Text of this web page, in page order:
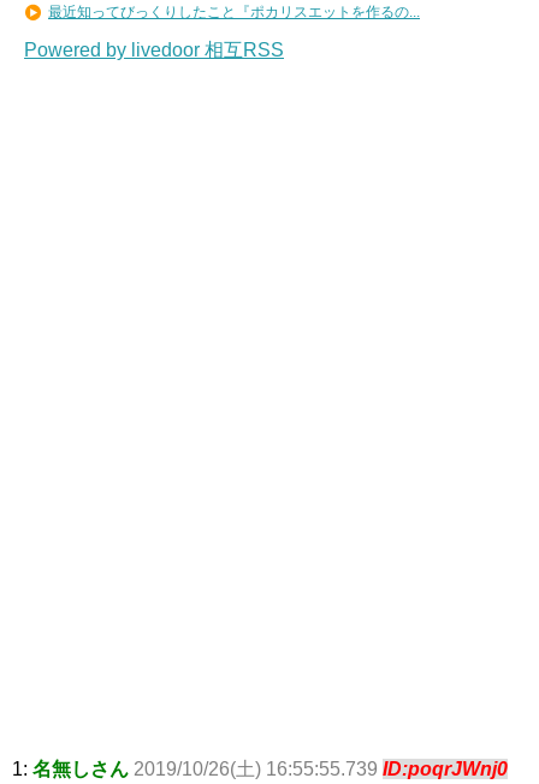
最近知ってびっくりしたこと『ポカリスエットを作るの...
Powered by livedoor 相互RSS
1: 名無しさん 2019/10/26(土) 16:55:55.739 ID:poqrJWnj0